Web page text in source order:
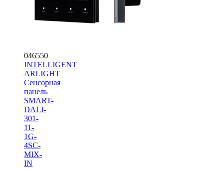
046550
INTELLIGENT
ARLIGHT
Сенсорная
панель
SMART-
DALI-
301-
11-
1G-
4SC-
MIX-
IN